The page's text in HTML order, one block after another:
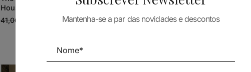
Housing Co-ops
41,06
Democracy and
Mantenha-se a par das novidades e descontos